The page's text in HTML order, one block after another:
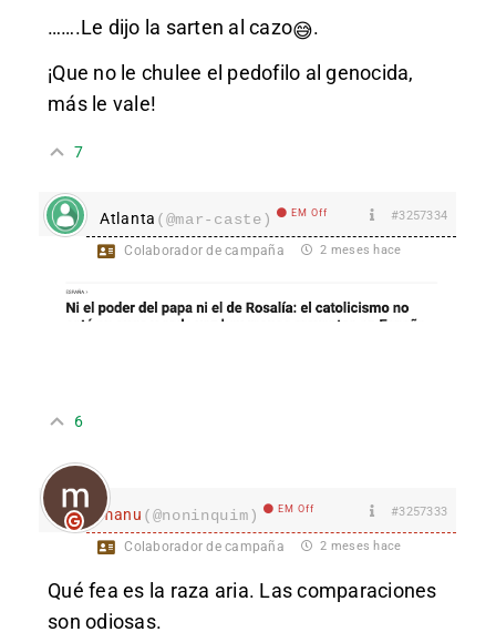
…….Le dijo la sarten al cazo😅.
¡Que no le chulee el pedofilo al genocida,
más le vale!
7
Atlanta (@mar-caste) EM Off #3257334
Colaborador de campaña 2 meses hace
6
manu (@noninquim) EM Off #3257333
Colaborador de campaña 2 meses hace
Qué fea es la raza aria. Las comparaciones
son odiosas.